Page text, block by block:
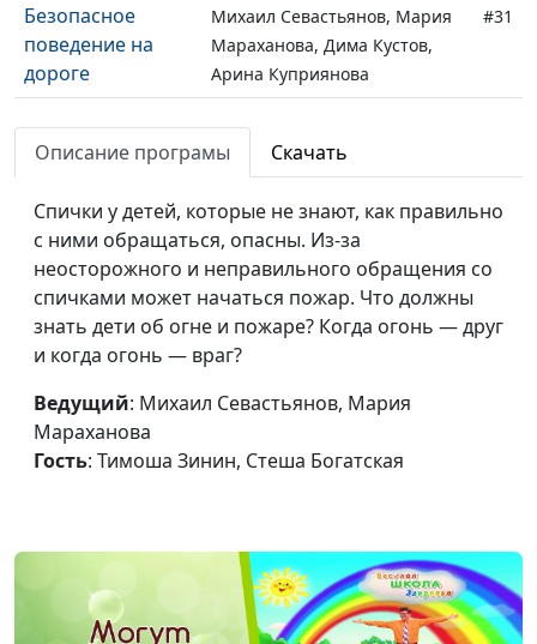
Безопасное
поведение на
дороге
Михаил Севастьянов, Мария
Мараханова, Дима Кустов,
Арина Куприянова
#31
Безопасность на
льду для детей
Михаил Севастьянов, Татьяна
Малышева, Лиза Никулина,
Соня Чуринова
сутулится. Что
Михаил Севастьянов, Татьяна
Малышева, Елисей Костерин,
Нина Харламова
Благодарные
дети (зима)
Михаил Севастьянов, Татьяна
Малышева, Лиза Никулина,
Соня Чуринова
#28
Береги нос
Малышева, Арина Варенова,
Гендерное
дошкольников
Михаил Севастьянов, Татьяна
Малышева, Самуил Баринов,
Настя Жукова
#26
Описание програмы Скачать
Спички у детей, которые не знают, как правильно
с ними обращаться, опасны. Из-за
неосторожного и неправильного обращения со
спичками может начаться пожар. Что должны
знать дети об огне и пожаре? Когда огонь — друг
и когда огонь — враг?
Ведущий: Михаил Севастьянов, Мария
Мараханова
Гость: Тимоша Зинин, Стеша Богатская